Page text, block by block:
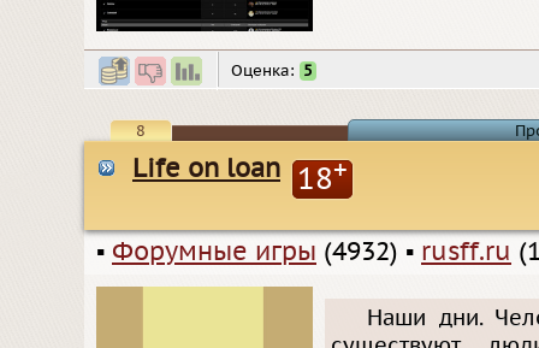
Оценка: 5
8
Life on loan 18+
▪ Форумные игры (4932) ▪ rusff.ru
Наши дни.